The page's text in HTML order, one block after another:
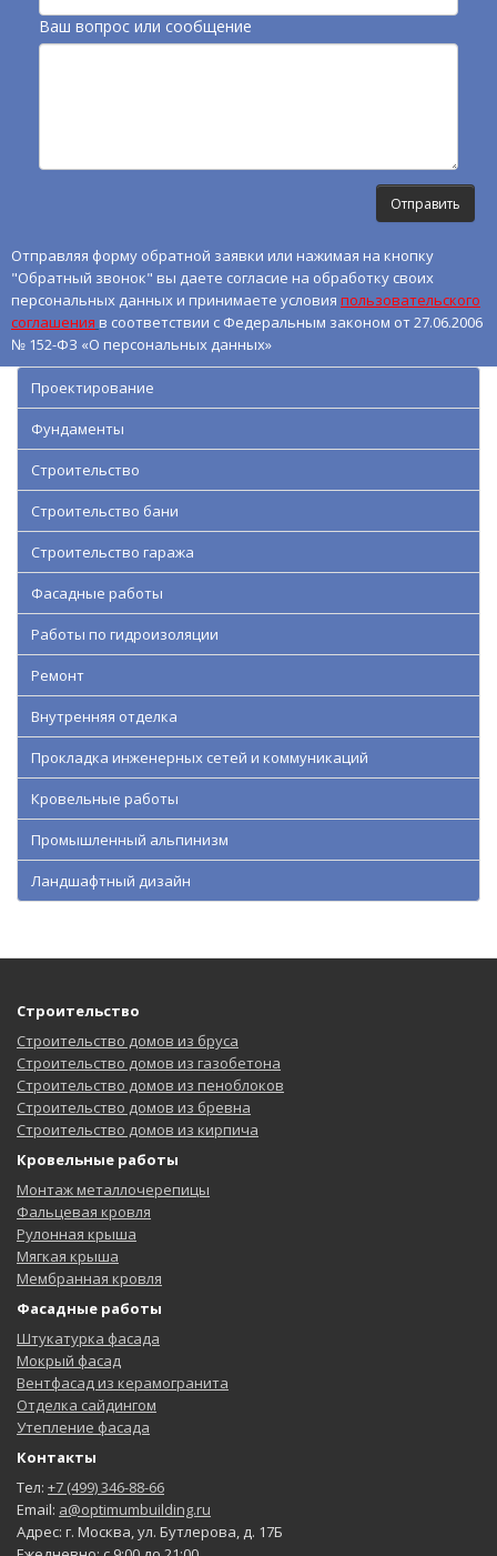
Ваш вопрос или сообщение
Отправляя форму обратной заявки или нажимая на кнопку
"Обратный звонок" вы даете согласие на обработку своих
персональных данных и принимаете условия пользовательского
соглашения в соответствии с Федеральным законом от 27.06.2006
№ 152-ФЗ «О персональных данных»
Проектирование
Фундаменты
Строительство
Строительство бани
Строительство гаража
Фасадные работы
Работы по гидроизоляции
Ремонт
Внутренняя отделка
Прокладка инженерных сетей и коммуникаций
Кровельные работы
Промышленный альпинизм
Ландшафтный дизайн
Строительство
Строительство домов из бруса
Строительство домов из газобетона
Строительство домов из пеноблоков
Строительство домов из бревна
Строительство домов из кирпича
Кровельные работы
Монтаж металлочерепицы
Фальцевая кровля
Рулонная крыша
Мягкая крыша
Мембранная кровля
Фасадные работы
Штукатурка фасада
Мокрый фасад
Вентфасад из керамогранита
Отделка сайдингом
Утепление фасада
Контакты
Тел: +7 (499) 346-88-66
Email: a@optimumbuilding.ru
Адрес: г. Москва, ул. Бутлерова, д. 17Б